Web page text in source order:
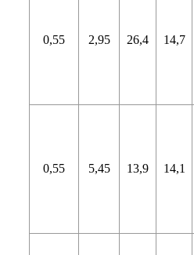
0,55 2,95 26,4 14,7
0,55 5,45 13,9 14,1